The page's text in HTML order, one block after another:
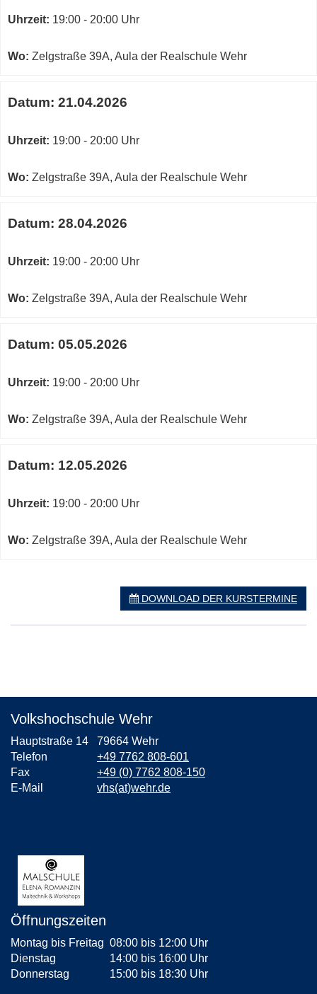
Uhrzeit: 19:00 - 20:00 Uhr
Wo: Zelgstraße 39A, Aula der Realschule Wehr
Datum: 21.04.2026
Uhrzeit: 19:00 - 20:00 Uhr
Wo: Zelgstraße 39A, Aula der Realschule Wehr
Datum: 28.04.2026
Uhrzeit: 19:00 - 20:00 Uhr
Wo: Zelgstraße 39A, Aula der Realschule Wehr
Datum: 05.05.2026
Uhrzeit: 19:00 - 20:00 Uhr
Wo: Zelgstraße 39A, Aula der Realschule Wehr
Datum: 12.05.2026
Uhrzeit: 19:00 - 20:00 Uhr
Wo: Zelgstraße 39A, Aula der Realschule Wehr
DOWNLOAD DER KURSTERMINE
Volkshochschule Wehr
Hauptstraße 14 79664 Wehr
Telefon
+49 7762 808-601
Fax
+49 (0) 7762 808-150
E-Mail
vhs(at)wehr.de
Öffnungszeiten
Montag bis Freitag 08:00 bis 12:00 Uhr
Dienstag
14:00 bis 16:00 Uhr
Donnerstag
15:00 bis 18:30 Uhr